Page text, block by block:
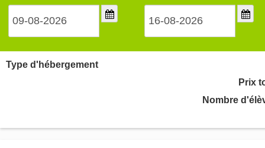
Type d'hébergement
Prix
Nombre